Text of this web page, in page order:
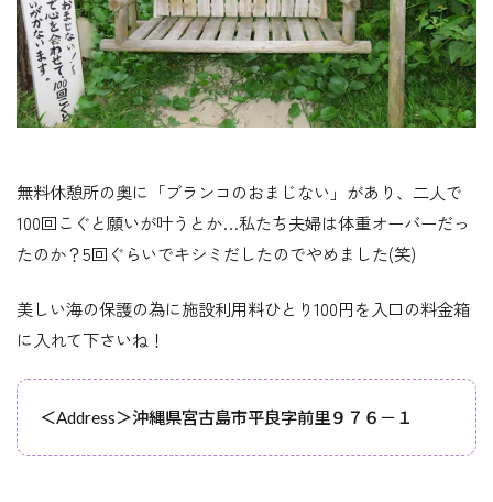
無料休憩所の奥に「ブランコのおまじない」があり、二人で
100回こぐと願いが叶うとか…私たち夫婦は体重オーバーだっ
たのか？5回ぐらいでキシミだしたのでやめました(笑)
美しい海の保護の為に施設利用料ひとり100円を入口の料金箱
に入れて下さいね！
＜Address＞沖縄県宮古島市平良字前里９７６－１